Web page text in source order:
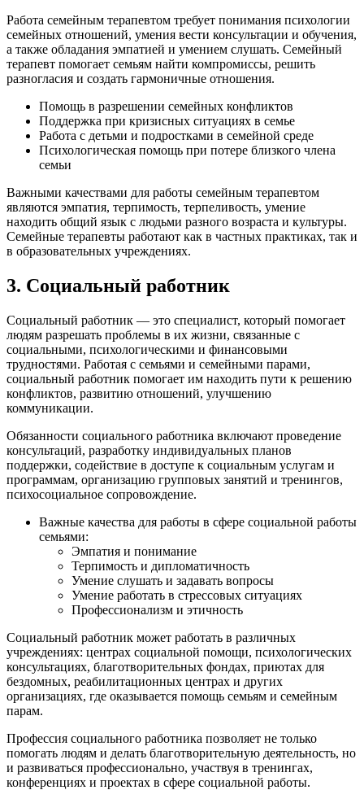
Работа семейным терапевтом требует понимания психологии
семейных отношений, умения вести консультации и обучения,
а также обладания эмпатией и умением слушать. Семейный
терапевт помогает семьям найти компромиссы, решить
разногласия и создать гармоничные отношения.
Помощь в разрешении семейных конфликтов
Поддержка при кризисных ситуациях в семье
Работа с детьми и подростками в семейной среде
Психологическая помощь при потере близкого члена
семьи
Важными качествами для работы семейным терапевтом
являются эмпатия, терпимость, терпеливость, умение
находить общий язык с людьми разного возраста и культуры.
Семейные терапевты работают как в частных практиках, так и
в образовательных учреждениях.
3. Социальный работник
Социальный работник — это специалист, который помогает
людям разрешать проблемы в их жизни, связанные с
социальными, психологическими и финансовыми
трудностями. Работая с семьями и семейными парами,
социальный работник помогает им находить пути к решению
конфликтов, развитию отношений, улучшению
коммуникации.
Обязанности социального работника включают проведение
консультаций, разработку индивидуальных планов
поддержки, содействие в доступе к социальным услугам и
программам, организацию групповых занятий и тренингов,
психосоциальное сопровождение.
Важные качества для работы в сфере социальной работы
семьями:
Эмпатия и понимание
Терпимость и дипломатичность
Умение слушать и задавать вопросы
Умение работать в стрессовых ситуациях
Профессионализм и этичность
Социальный работник может работать в различных
учреждениях: центрах социальной помощи, психологических
консультациях, благотворительных фондах, приютах для
бездомных, реабилитационных центрах и других
организациях, где оказывается помощь семьям и семейным
парам.
Профессия социального работника позволяет не только
помогать людям и делать благотворительную деятельность, но
и развиваться профессионально, участвуя в тренингах,
конференциях и проектах в сфере социальной работы.